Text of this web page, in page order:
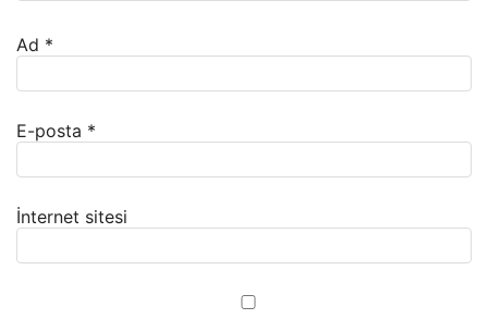
Ad *
E-posta *
İnternet sitesi